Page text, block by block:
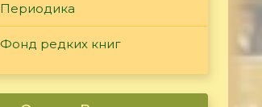
Периодика
Фонд редких книг